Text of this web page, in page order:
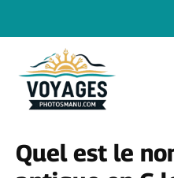
contenu
Quel est le